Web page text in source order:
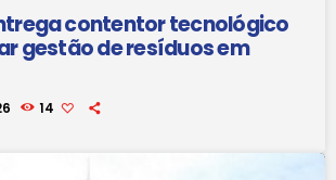
contentor tecnológico
gestão de resíduos em
14